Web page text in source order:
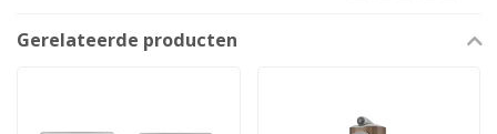
Gerelateerde producten